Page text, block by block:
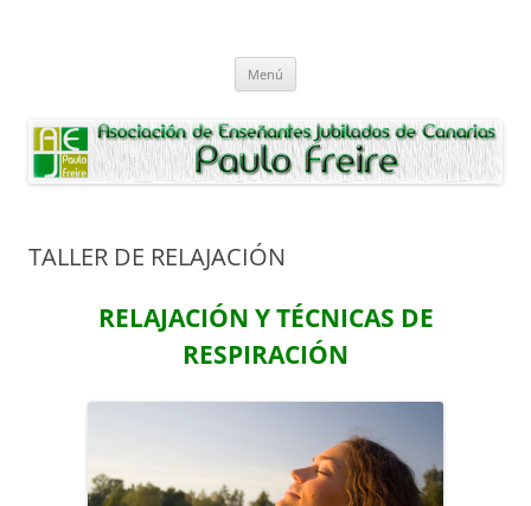
Paulo Freire
Menú
TALLER DE RELAJACIÓN
RELAJACIÓN YTÉCNICAS DE
RESPIRACIÓN